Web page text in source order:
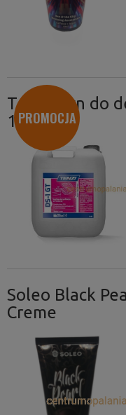
Tenzi płyn do
1 GT 5L
PROMOCJA
Soleo Black
Creme